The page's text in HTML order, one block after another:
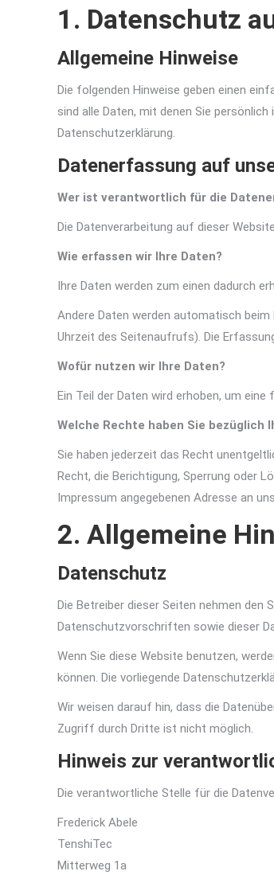
1. Datenschutz
Allgemeine Hinweise
Die folgenden Hinweise geben einen
sind alle Daten, mit denen Sie
Datenschutzerklärung.
Datenerfassung auf
Wer ist verantwortlich für die
Die Datenverarbeitung auf dieser
Wie erfassen wir Ihre Daten?
Ihre Daten werden zum einen dadurch
Andere Daten werden automatisch
Uhrzeit des Seitenaufrufs). Die
Wofür nutzen wir Ihre Daten?
Ein Teil der Daten wird erhoben, um
Welche Rechte haben Sie bezüglich
Sie haben jederzeit das Recht
Recht, die Berichtigung, Sperrung oder
Impressum angegebenen Adresse an
2. Allgemeine
Datenschutz
Die Betreiber dieser Seiten nehmen den
Datenschutzvorschriften sowie dieser
Wenn Sie diese Website benutzen,
können. Die vorliegende
Wir weisen darauf hin, dass die
Zugriff durch Dritte ist nicht möglich.
Hinweis zur
Die verantwortliche Stelle für die
Frederick Abele
TenshiTec
Mitterweg 1a